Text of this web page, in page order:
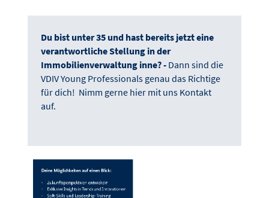
Du bist unter 35 und hast bereits jetzt eine
verantwortliche Stellung in der
Immobilienverwaltung inne? - Dann sind die
VDIV Young Professionals genau das Richtige
für dich! Nimm gerne hier mit uns Kontakt
auf.